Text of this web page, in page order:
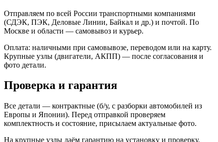
Отправляем по всей России транспортными компаниями
(СДЭК, ПЭК, Деловые Линии, Байкал и др.) и почтой. По
Москве и области — самовывоз и курьер.
Оплата: наличными при самовывозе, переводом или на карту.
Крупные узлы (двигатели, АКПП) — после согласования и
фото детали.
Проверка и гарантия
Все детали — контрактные (б/у, с разборки автомобилей из
Европы и Японии). Перед отправкой проверяем
комплектность и состояние, присылаем актуальные фото.
На крупные узлы даём гарантию на установку и проверку.